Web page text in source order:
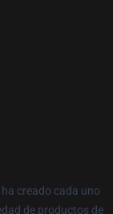
creado cada uno
de productos de